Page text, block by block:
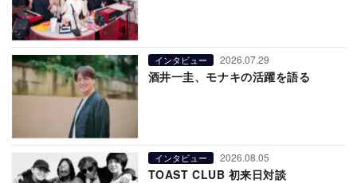
インタビュー 2026.07.29
酒井一圭、モナキの活躍を語る
インタビュー 2026.08.05
TOAST CLUB 初来日対談